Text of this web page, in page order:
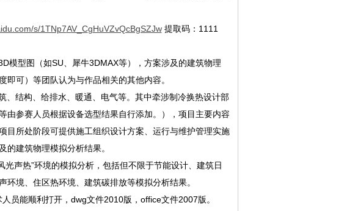
m/s/1TNp7AV_CgHuVZvQcBgSZJw 提取码： 1111
模型图（如SU、犀牛3DMAX等），方案涉及的建筑物理
可）等团队认为与作品相关的其他内容。
、结构、给排水、暖通、电气等。其中牵涉制冷换热设计部
由参赛人员根据设备选型结果自行添加。），项目主要内容
目所处阶段可提供施工组织设计方案、运行与维护管理实施
的建筑物理模拟分析结果。
光声热”环境的模拟分析，包括但不限于节能设计、建筑日
境、住区热环境、建筑碳排放等模拟分析结果。
员能顺利打开，dwg文件2010版，office文件2007版。